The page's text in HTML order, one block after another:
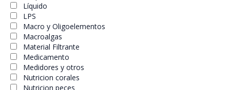
Líquido
LPS
Macro y Oligoelementos
Macroalgas
Material Filtrante
Medicamento
Medidores y otros
Nutricion corales
Nutricion peces